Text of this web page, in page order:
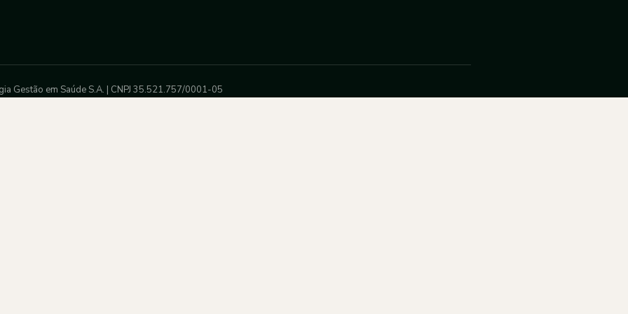
Gestão em Saúde S.A. | CNPJ 35.521.757/0001-05